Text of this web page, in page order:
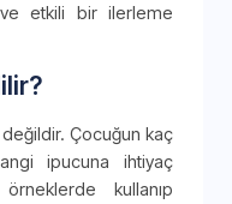
etkili bir ilerleme
Çocuğun kaç
ipucuna ihtiyaç
kullanıp